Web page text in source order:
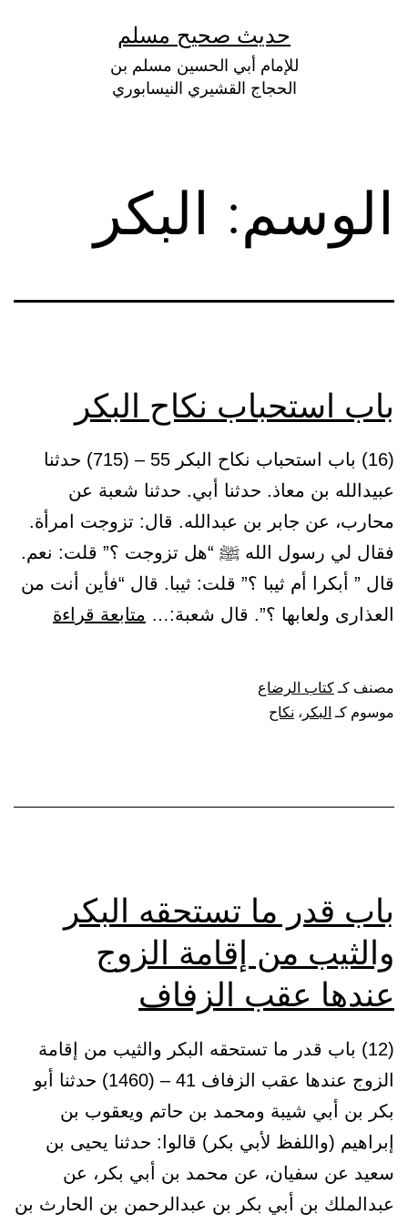
حديث صحيح مسلم
للإمام أبي الحسين مسلم بن
الحجاج القشيري النيسابوري
الوسم: البكر
باب استحباب نكاح البكر
(16) باب استحباب نكاح البكر 55 – (715) حدثنا
عبيدالله بن معاذ. حدثنا أبي. حدثنا شعبة عن
محارب، عن جابر بن عبدالله. قال: تزوجت امرأة.
فقال لي رسول الله ﷺ “هل تزوجت ؟” قلت: نعم.
قال ” أبكرا أم ثيبا ؟” قلت: ثيبا. قال “فأين أنت من
العذارى ولعابها ؟”. قال شعبة:… متابعة قراءة
مصنف كـكتاب الرضاع
موسوم كـ البكر ، نكاح
باب قدر ما تستحقه البكر
والثيب من إقامة الزوج
عندها عقب الزفاف
(12) باب قدر ما تستحقه البكر والثيب من إقامة
الزوج عندها عقب الزفاف 41 – (1460) حدثنا أبو
بكر بن أبي شيبة ومحمد بن حاتم ويعقوب بن
إبراهيم (واللفظ لأبي بكر) قالوا: حدثنا يحيى بن
سعيد عن سفيان، عن محمد بن أبي بكر، عن
عبدالملك بن أبي بكر بن عبدالرحمن بن الحارث بن